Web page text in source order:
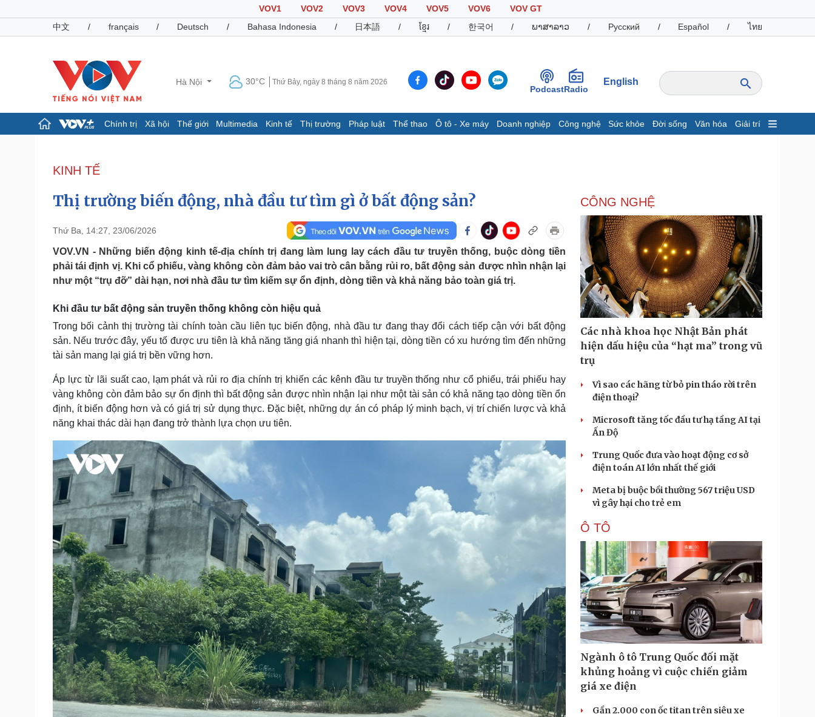
VOV1 VOV2 VOV3 VOV4 VOV5 VOV6
VOV GT
中文
/ français / Deutsch / Bahasa Indonesia / 日本語 / ខ្មែរ / 한국어 / ພາສາລາວ / Русский / Español / ไทย
Hà Nội 30°C Thứ Bảy, ngày 8 tháng 8 năm 2026
PodcastRadio
English
Chính trị Xã hội Thế giới Multimedia Kinh tế Thị trường Pháp luật Thể thao Ô tô - Xe máy Doanh nghiệp Công nghệ Sức khỏe Đời sống Văn hóa Giải trí
Đảng
Tổ chức nhân sự
Nhận diện sự thật
Dấu ấn VOV
E-Magazine
Infographic
Giá cà phê
Pháp luật
Vụ án
Tin nóng
Quân sự - Quốc phòng
Vũ khí
Việt Nam
Thể thao
Bóng đá
Lịch thi đấu bóng đá
eSports
Hậu trường
Ô tô - Xe máy
Ô tô
Xe máy
Doanh nghiệp
Thông tin doanh nghiệp
Doanh nghiệp 24h
Doanh nhân
Vì cộng đồng
Công nghệ
Sành điệu
Tin Công nghệ
Trải nghiệm
Chuyển đổi số
Sức khỏe
Dinh dưỡng - món ngon
Sản phụ khoa
Nhi khoa
Nam khoa
Làm đẹp - giảm cân
Phòng mạch online
Ăn sạch sống khỏe
Đời sống
Nhà đẹp
Tình yêu - Gia đình
Văn hóa
Âm nhạc
Di sản
Giải trí
Sao Việt
Du lịch
check-in
Podcast
Câu chuyện thời sự
Cửa sổ tình yêu
Kể chuyện cho bé
Cải chính
KINH TẾ
Thị trường biến động, nhà đầu tư tìm gì ở bất động sản?
Thứ Ba, 14:27, 23/06/2026
VOV.VN - Những biến động kinh tế-địa chính trị đang làm lung lay cách đầu tư truyền thống, buộc dòng tiền
phải tái định vị. Khi cổ phiếu, vàng không còn đảm bảo vai trò cân bằng rủi ro, bất động sản được nhìn nhận lại
như một “trụ đỡ” dài hạn, nơi nhà đầu tư tìm kiếm sự ổn định, dòng tiền và khả năng bảo toàn giá trị.
Khi đầu tư bất động sản truyền thống không còn hiệu quả
Trong bối cảnh thị trường tài chính toàn cầu liên tục biến động, nhà đầu tư đang thay đổi cách tiếp cận với bất động
sản. Nếu trước đây, yếu tố được ưu tiên là khả năng tăng giá nhanh thì hiện tại, dòng tiền có xu hướng tìm đến những
tài sản mang lại giá trị bền vững hơn.
Áp lực từ lãi suất cao, lạm phát và rủi ro địa chính trị khiến các kênh đầu tư truyền thống như cổ phiếu, trái phiếu hay
vàng không còn đảm bảo sự ổn định thì bất động sản được nhìn nhận lại như một tài sản có khả năng tạo dòng tiền ổn
định, ít biến động hơn và có giá trị sử dụng thực. Đặc biệt, những dự án có pháp lý minh bạch, vị trí chiến lược và khả
năng khai thác dài hạn đang trở thành lựa chọn ưu tiên.
CÔNG NGHỆ
Các nhà khoa học Nhật Bản phát
hiện dấu hiệu của “hạt ma” trong vũ
trụ
Vì sao các hãng từ bỏ pin tháo rời trên
điện thoại?
Microsoft tăng tốc đầu tư hạ tầng AI tại
Ấn Độ
Trung Quốc đưa vào hoạt động cơ sở
điện toán AI lớn nhất thế giới
Meta bị buộc bồi thường 567 triệu USD
vì gây hại cho trẻ em
Ô TÔ
Ngành ô tô Trung Quốc đối mặt
khủng hoảng vì cuộc chiến giảm
giá xe điện
Gần 2.000 con ốc titan trên siêu xe